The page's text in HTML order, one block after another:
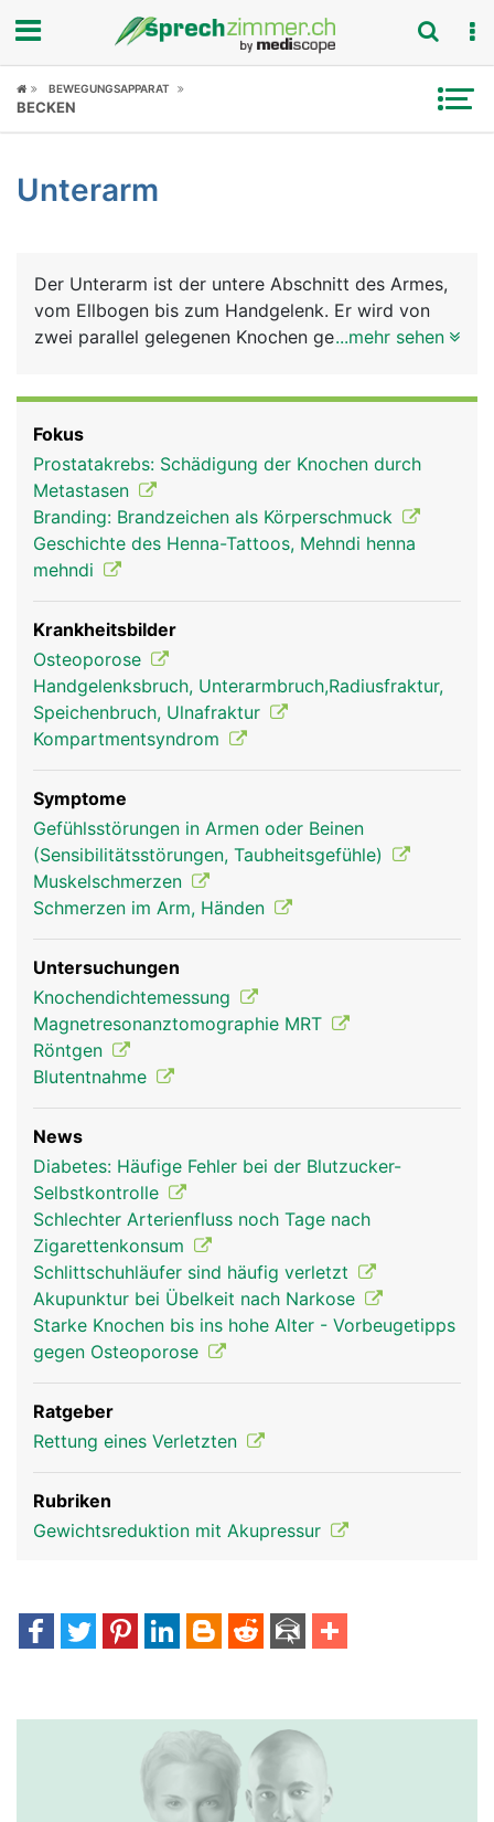
Fokus
Symptome
News
Rubriken
BEWEGUNGSAPPARAT
BECKEN
Unterarm
Der Unterarm ist der untere Abschnitt des Armes,
vom Ellbogen bis zum Handgelenk. Er wird von
zwei parallel gelegenen Knochen gebildet - der
und Speiche. Zeigt die Handfläche nach oben,
liegen sie nebeneinander, zeigt sie nach unten,
bewegt sich die Speiche schräg über die Elle.
Diese Drehbewegung wird durch ein kleines
Rollgelenk jeweils am oberen und unteren Ende
ermöglicht. Das Zusammenspiel der Gelenke
(Ellbogen, Rollgelenke), Muskeln und Sehnen
ermöglicht komplexe Bewegungen des
Unterarmes mit Beugung, Streckung und
gleichzeitiger Drehung. Am Unterarm finden sich
ausserdem die Muskeln zur Bewegung der Hände
und Finger, deren lange Sehnen in Sehnenscheiden
Unterarm Frau Unterarm Mann
...mehr sehen
Fokus
Prostatakrebs: Schädigung der Knochen durch
Metastasen
Branding: Brandzeichen als Körperschmuck
Geschichte des Henna-Tattoos, Mehndi henna
mehndi
Krankheitsbilder
Osteoporose
Handgelenksbruch, Unterarmbruch,Radiusfraktur,
Speichenbruch, Ulnafraktur
Kompartmentsyndrom
Symptome
Gefühlsstörungen in Armen oder Beinen
(Sensibilitätsstörungen, Taubheitsgefühle)
Muskelschmerzen
Schmerzen im Arm, Händen
Untersuchungen
Knochendichtemessung
Magnetresonanztomographie MRT
Röntgen
Blutentnahme
News
Diabetes: Häufige Fehler bei der Blutzucker-
Selbstkontrolle
Schlechter Arterienfluss noch Tage nach
Zigarettenkonsum
Schlittschuhläufer sind häufig verletzt
Akupunktur bei Übelkeit nach Narkose
Starke Knochen bis ins hohe Alter - Vorbeugetipps
gegen Osteoporose
Ratgeber
Rettung eines Verletzten
Rubriken
Gewichtsreduktion mit Akupressur